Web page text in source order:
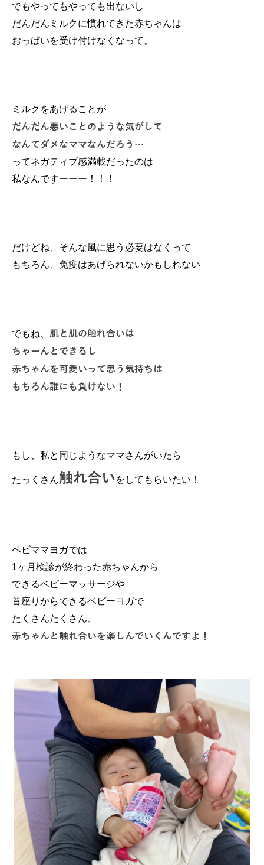
でもやってもやっても出ないし
だんだんミルクに慣れてきた赤ちゃんは
おっぱいを受け付けなくなって。
ミルクをあげることが
だんだん悪いことのような気がして
なんてダメなママなんだろう…
ってネガティブ感満載だったのは
私なんですーーー！！！
だけどね、そんな風に思う必要はなくって
もちろん、免疫はあげられないかもしれない
でもね、 肌と肌の触れ合いは
ちゃーんとできるし
赤ちゃんを可愛いって思う気持ちは
もちろん誰にも負けない！
もし、私と同じようなママさんがいたら
たっくさん触れ合いをしてもらいたい！
ベビママヨガでは
1ヶ月検診が終わった赤ちゃんから
できるベビーマッサージや
首座りからできるベビーヨガで
たくさんたくさん、
赤ちゃんと触れ合いを楽しんでいくんですよ！